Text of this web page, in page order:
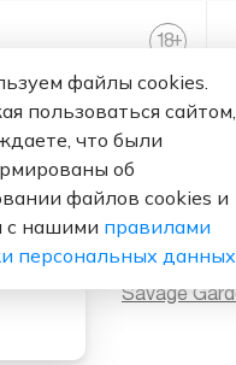
18+
Слушать
Savage
файлы cookies.
пользоваться
что были
об
файлов cookies и
с нашими правилами
персональных данных